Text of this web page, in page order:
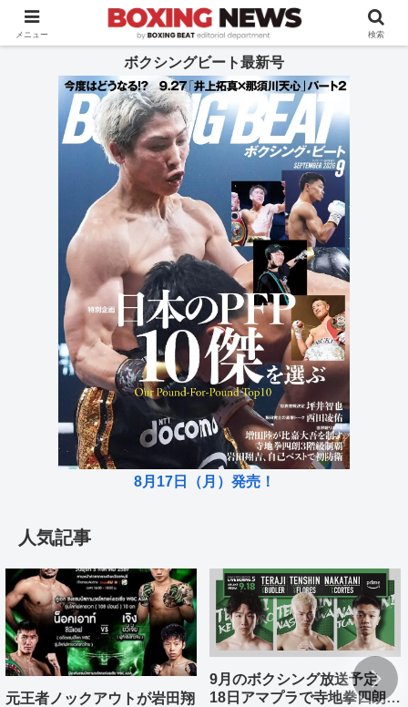
BOXING BEAT [ボクシング・ビート] 公式サイト
ボクシングビート最新号
8月17日（月）発売！
人気記事
元王者ノックアウトが岩田翔
9月のボクシング放送予定
18日アマプラで寺地拳四朗、
メニュー 検索